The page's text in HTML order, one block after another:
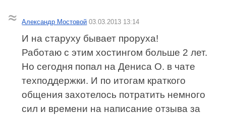
Александр Мостовой 03.03.2013 13:14
И на старуху бывает проруха!
Работаю с этим хостингом больше 2 лет.
Но сегодня попал на Дениса О. в чате
техподдержки. И по итогам краткого
общения захотелось потратить немного
сил и времени на написание отзыва за